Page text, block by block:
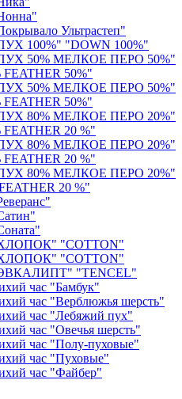
Ультрастеп"
100%" "DOWN 100%"
50% МЕЛКОЕ ПЕРО 50%"
50%"
50% МЕЛКОЕ ПЕРО 50%"
50%"
80% МЕЛКОЕ ПЕРО 20%"
20 %"
80% МЕЛКОЕ ПЕРО 20%"
20 %"
80% МЕЛКОЕ ПЕРО 20%"
20 %"
"COTTON"
"COTTON"
"TENCEL"
час "Бамбук"
час "Верблюжья шерсть"
час "Лебяжий пух"
час "Овечья шерсть"
час "Полу-пуховые"
час "Пуховые"
час "Файбер"